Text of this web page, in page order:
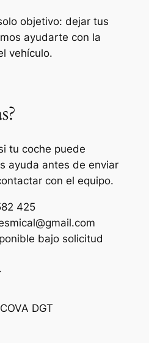
objetivo: dejar tus
ayudarte con la
vehículo.
tu coche puede
ayuda antes de enviar
con el equipo.
425
bajo solicitud
DGT